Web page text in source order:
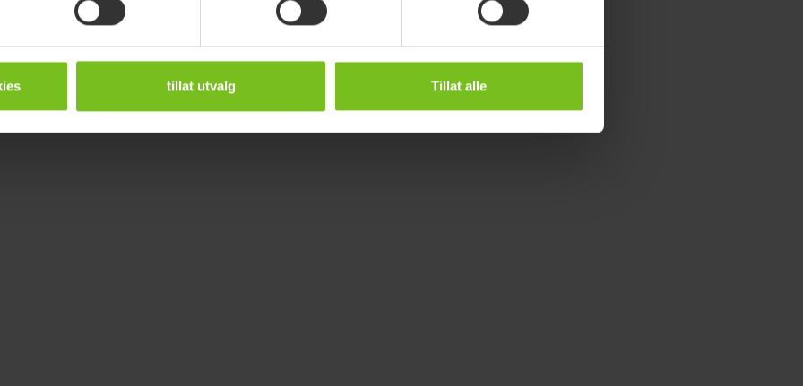
tillat utvalg Tillat alle